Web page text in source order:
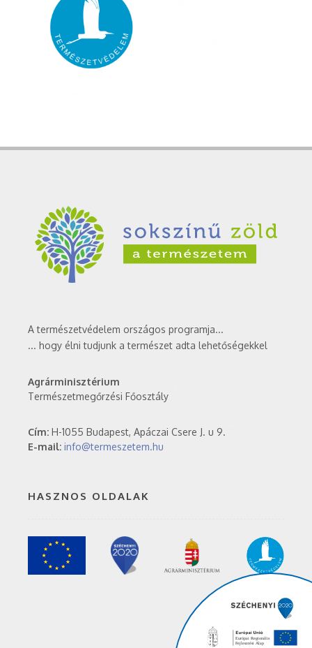
A természetvédelem országos programja...
... hogy élni tudjunk a természet adta lehetőségekkel
Agrárminisztérium
Természetmegőrzési Főosztály
Cím: H-1055 Budapest, Apáczai Csere J. u 9.
E-mail: info@termeszetem.hu
HASZNOS OLDALAK